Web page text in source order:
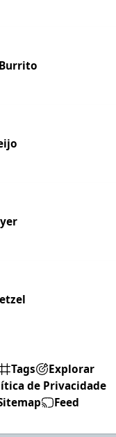
Tags
Explorar
de Privacidade
Feed